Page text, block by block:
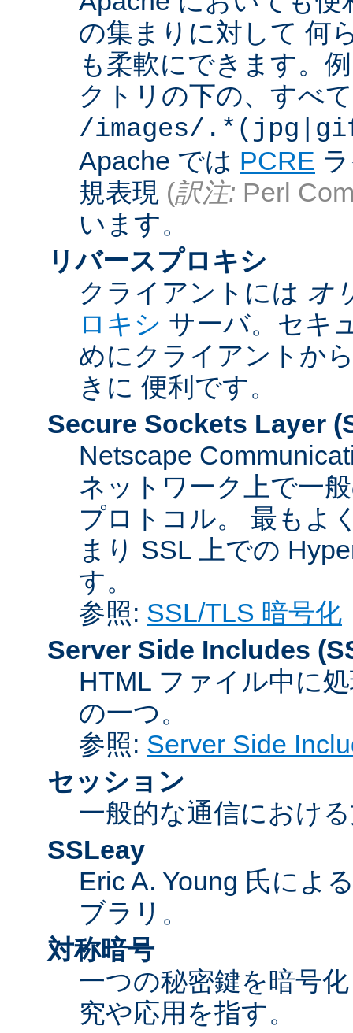
の集まりに対して 何
も柔軟にできます。
クトリの下の、すべ
/images/
Apache では PCRE
規表現 (訳注: Perl
います。
リバースプロキシ
クライアントには オ
ロキシ サーバ。セキ
めにクライアントか
きに 便利です。
Secure Sockets Layer
Netscape
ネットワーク上で一
プロトコル。 最もよ
まり SSL 上での
す。
参照: SSL/TLS 暗号化
Server Side Includes
HTML ファイル中に
の一つ。
参照: Server Side
セッション
一般的な通信におけ
SSLeay
Eric A. Young 氏によ
ブラリ。
対称暗号
一つの秘密鍵を暗号
究や応用を指す。